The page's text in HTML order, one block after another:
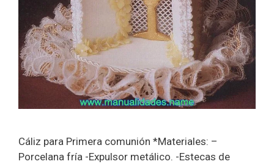
Cáliz para Primera comunión *Materiales: –
Porcelana fría -Expulsor metálico. -Estecas de